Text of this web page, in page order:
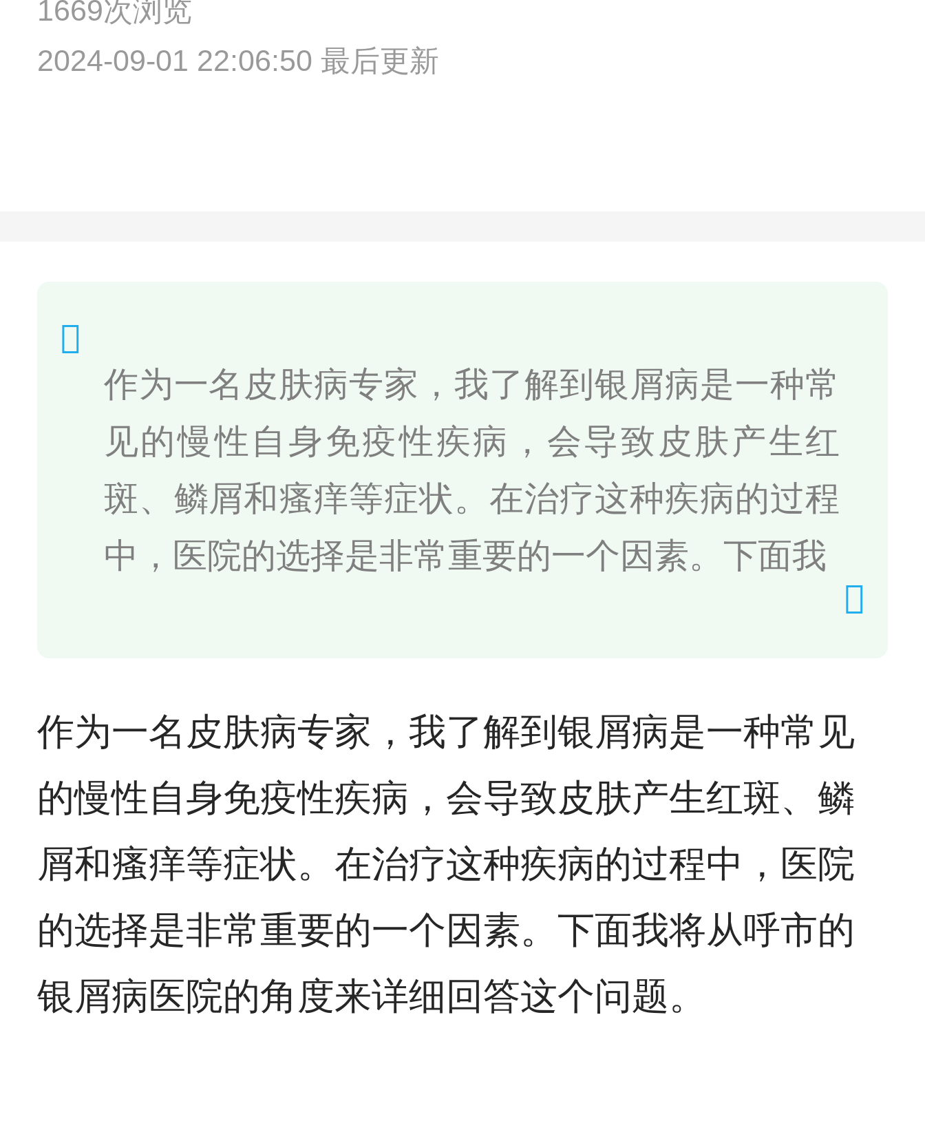
1669次浏览
2024-09-01 22:06:50 最后更新
作为一名皮肤病专家，我了解到银屑病是一种常
见的慢性自身免疫性疾病，会导致皮肤产生红
斑、鳞屑和瘙痒等症状。在治疗这种疾病的过程
中，医院的选择是非常重要的一个因素。下面我
作为一名皮肤病专家，我了解到银屑病是一种常见
的慢性自身免疫性疾病，会导致皮肤产生红斑、鳞
屑和瘙痒等症状。在治疗这种疾病的过程中，医院
的选择是非常重要的一个因素。下面我将从呼市的
银屑病医院的角度来详细回答这个问题。